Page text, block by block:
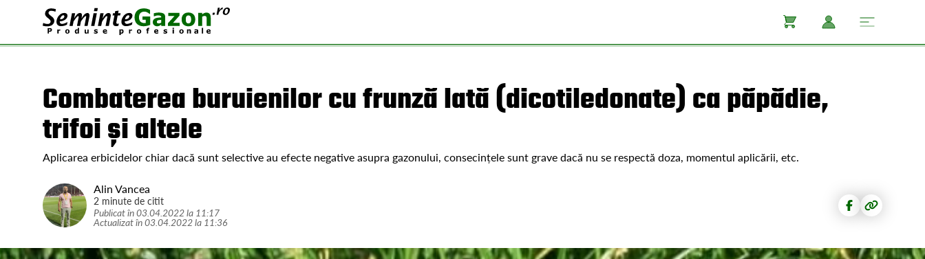
Combaterea buruienilor cu frunză lată (dicotiledonate) ca păpădie,
trifoi și altele
Aplicarea erbicidelor chiar dacă sunt selective au efecte negative asupra gazonului, consecințele sunt grave dacă nu se respectă doza, momentul aplicării, etc.
Alin Vancea
2 minute de citit
Publicat în03.04.2022la 11:17
Actualizat în03.04.2022la 11:36